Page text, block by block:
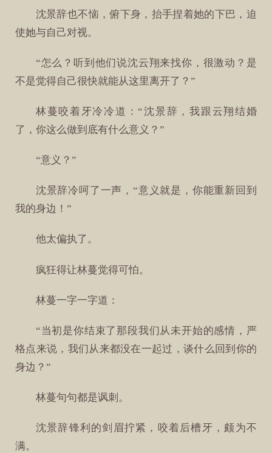
沈景辞也不恼，俯下身，抬手捏着她的下巴，迫
使她与自己对视。
“怎么？听到他们说沈云翔来找你，很激动？是
不是觉得自己很快就能从这里离开了？”
林蔓咬着牙冷冷道：“沈景辞，我跟云翔结婚
了，你这么做到底有什么意义？”
“意义？”
沈景辞冷呵了一声，“意义就是，你能重新回到
我的身边！”
他太偏执了。
疯狂得让林蔓觉得可怕。
林蔓一字一字道：
“当初是你结束了那段我们从未开始的感情，严
格点来说，我们从来都没在一起过，谈什么回到你的
身边？”
林蔓句句都是讽刺。
沈景辞锋利的剑眉拧紧，咬着后槽牙，颇为不
满。